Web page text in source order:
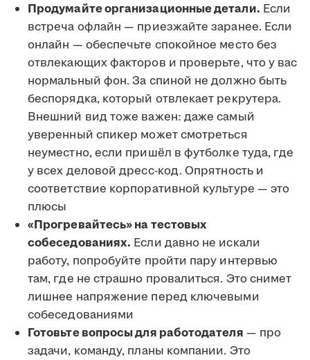
Продумайте организационные детали. Если
встреча офлайн — приезжайте заранее. Если
онлайн — обеспечьте спокойное место без
отвлекающих факторов и проверьте, что у вас
нормальный фон. За спиной не должно быть
беспорядка, который отвлекает рекрутера.
Внешний вид тоже важен: даже самый
уверенный спикер может смотреться
неуместно, если пришёл в футболке туда, где
у всех деловой дресс-код. Опрятность и
соответствие корпоративной культуре — это
плюсы
«Прогревайтесь» на тестовых
собеседованиях. Если давно не искали
работу, попробуйте пройти пару интервью
там, где не страшно провалиться. Это снимет
лишнее напряжение перед ключевыми
собеседованиями
Готовьте вопросы для работодателя — про
задачи, команду, планы компании. Это